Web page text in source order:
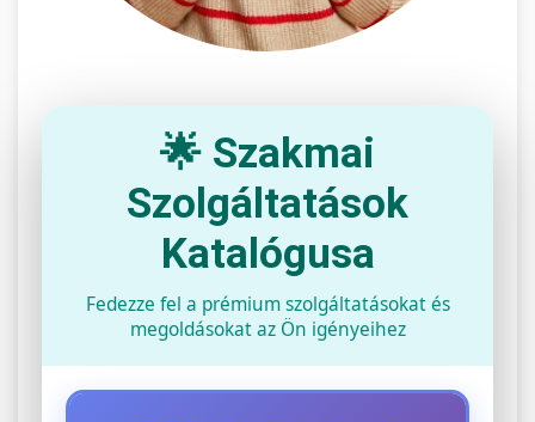
🌟 Szakmai
Szolgáltatások
Katalógusa
Fedezze fel a prémium szolgáltatásokat és
megoldásokat az Ön igényeihez